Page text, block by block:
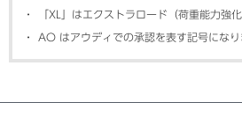
「XL」はエクストラロード（荷重能力強
AO はアウディでの承認を表す記号になり